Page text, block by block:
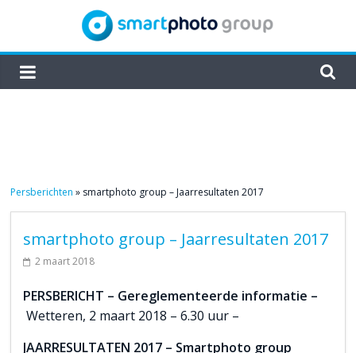
content
smartphoto
Persberichten » smartphoto group – Jaarresultaten 2017
smartphoto group – Jaarresultaten 2017
2 maart 2018
PERSBERICHT – Gereglementeerde informatie –
Wetteren, 2 maart 2018 – 6.30 uur –
JAARRESULTATEN 2017 – Smartphoto group